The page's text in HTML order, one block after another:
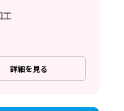
工
詳細を見る